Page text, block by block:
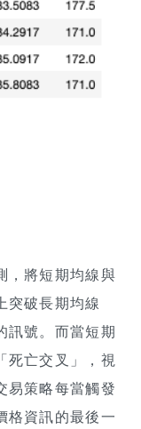
，將短期均線與
突破長期均線
訊號。而當短期
死亡交叉」，視
易策略每當觸發
格資訊的最後一